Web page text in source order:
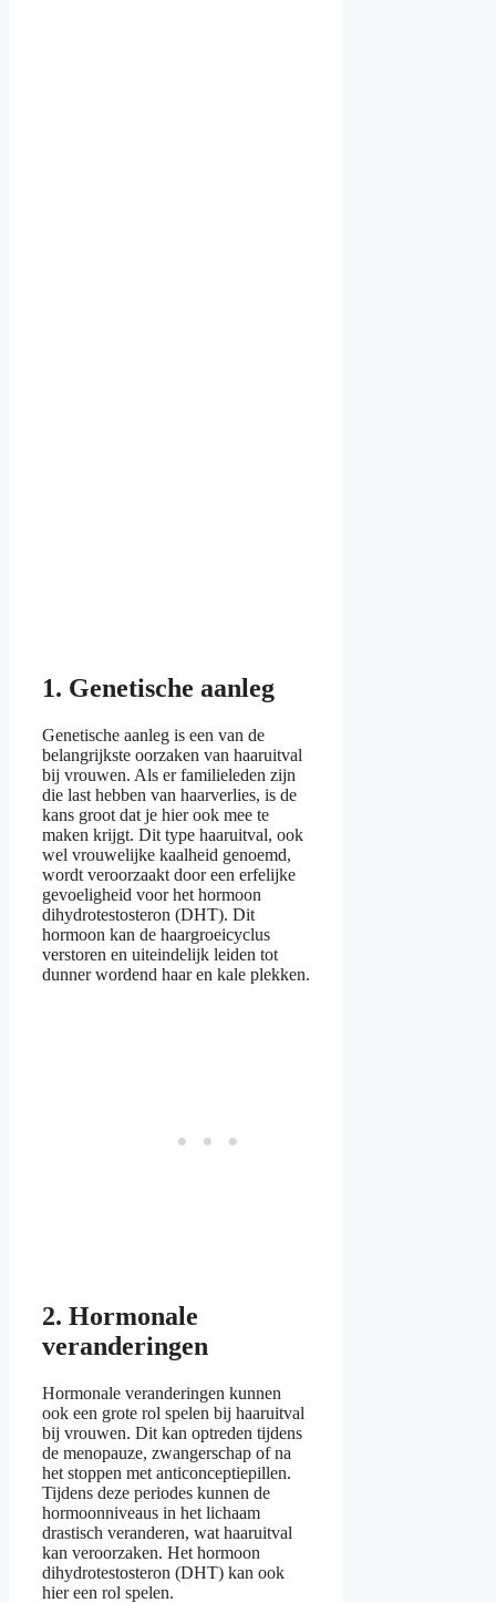
1. Genetische aanleg
Genetische aanleg is een van de
belangrijkste oorzaken van haaruitval
bij vrouwen. Als er familieleden zijn
die last hebben van haarverlies, is de
kans groot dat je hier ook mee te
maken krijgt. Dit type haaruitval, ook
wel vrouwelijke kaalheid genoemd,
wordt veroorzaakt door een erfelijke
gevoeligheid voor het hormoon
dihydrotestosteron (DHT). Dit
hormoon kan de haargroeicyclus
verstoren en uiteindelijk leiden tot
dunner wordend haar en kale plekken.
2. Hormonale
veranderingen
Hormonale veranderingen kunnen
ook een grote rol spelen bij haaruitval
bij vrouwen. Dit kan optreden tijdens
de menopauze, zwangerschap of na
het stoppen met anticonceptiepillen.
Tijdens deze periodes kunnen de
hormoonniveaus in het lichaam
drastisch veranderen, wat haaruitval
kan veroorzaken. Het hormoon
dihydrotestosteron (DHT) kan ook
hier een rol spelen.